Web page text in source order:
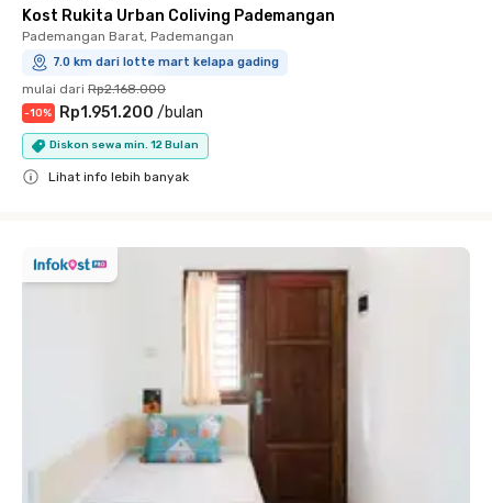
Kost Rukita Urban Coliving Pademangan
Pademangan Barat, Pademangan
7.0 km dari lotte mart kelapa gading
mulai dari Rp2.168.000
-10% Rp1.951.200 /bulan
Diskon sewa min. 12 Bulan
Lihat info lebih banyak